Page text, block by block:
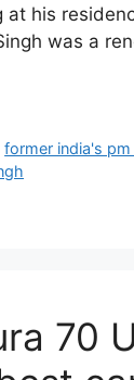
at his
was a
former india's
70